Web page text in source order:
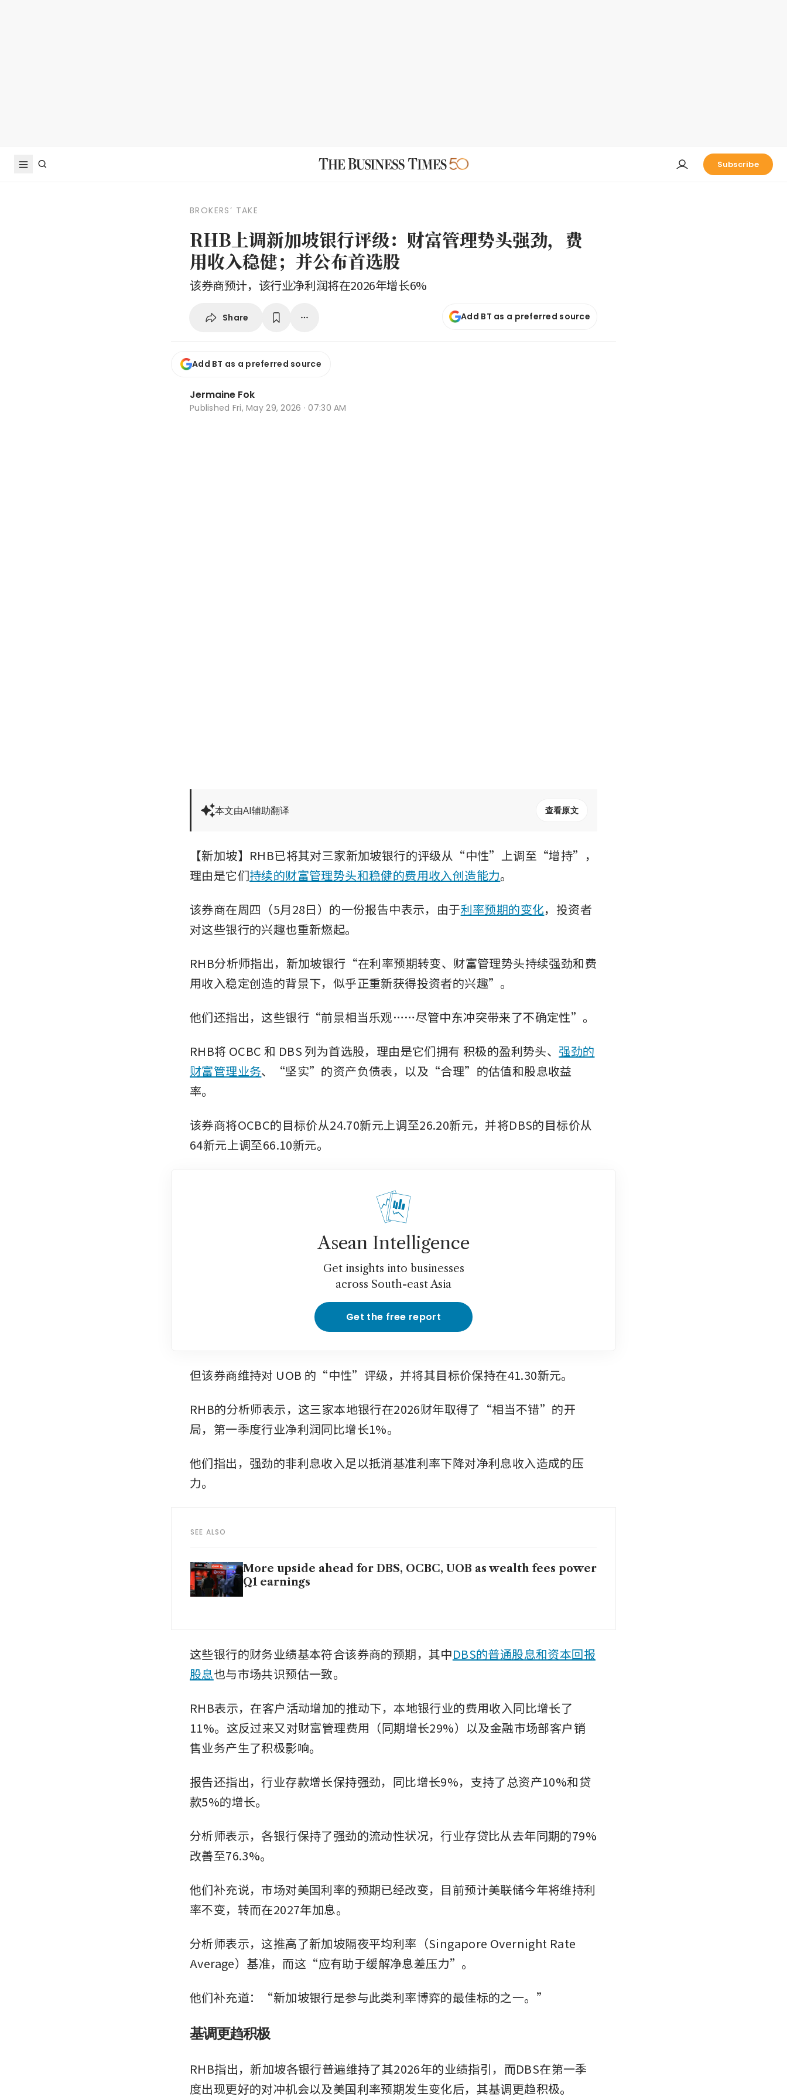
Subscribe
BROKERS’ TAKE
RHB上调新加坡银行评级：财富管理势头强劲，费
用收入稳健；并公布首选股
该券商预计，该行业净利润将在2026年增长6%
Share Add BT as a preferred source
Add BT as a preferred source
Jermaine Fok
Published Fri, May 29, 2026 · 07:30 AM
本文由AI辅助翻译 查看原文
【新加坡】RHB已将其对三家新加坡银行的评级从“中性”上调至“增持”，
理由是它们持续的财富管理势头和稳健的费用收入创造能力。
该券商在周四（5月28日）的一份报告中表示，由于利率预期的变化，投资者
对这些银行的兴趣也重新燃起。
RHB分析师指出，新加坡银行“在利率预期转变、财富管理势头持续强劲和费
用收入稳定创造的背景下，似乎正重新获得投资者的兴趣”。
他们还指出，这些银行“前景相当乐观……尽管中东冲突带来了不确定性”。
RHB将 OCBC 和 DBS 列为首选股，理由是它们拥有 积极的盈利势头、 强劲的
财富管理业务、“坚实”的资产负债表，以及“合理”的估值和股息收益
率。
该券商将OCBC的目标价从24.70新元上调至26.20新元，并将DBS的目标价从
64新元上调至66.10新元。
Asean Intelligence
Get insights into businesses
across South-east Asia
Get the free report
但该券商维持对 UOB 的“中性”评级，并将其目标价保持在41.30新元。
RHB的分析师表示，这三家本地银行在2026财年取得了“相当不错”的开
局，第一季度行业净利润同比增长1%。
他们指出，强劲的非利息收入足以抵消基准利率下降对净利息收入造成的压
力。
SEE ALSO
More upside ahead for DBS, OCBC, UOB as wealth fees power
Q1 earnings
这些银行的财务业绩基本符合该券商的预期，其中DBS的普通股息和资本回报
股息也与市场共识预估一致。
RHB表示，在客户活动增加的推动下，本地银行业的费用收入同比增长了
11%。这反过来又对财富管理费用（同期增长29%）以及金融市场部客户销
售业务产生了积极影响。
报告还指出，行业存款增长保持强劲，同比增长9%，支持了总资产10%和贷
款5%的增长。
分析师表示，各银行保持了强劲的流动性状况，行业存贷比从去年同期的79%
改善至76.3%。
他们补充说，市场对美国利率的预期已经改变，目前预计美联储今年将维持利
率不变，转而在2027年加息。
分析师表示，这推高了新加坡隔夜平均利率（Singapore Overnight Rate
Average）基准，而这“应有助于缓解净息差压力”。
他们补充道：“新加坡银行是参与此类利率博弈的最佳标的之一。”
基调更趋积极
RHB指出，新加坡各银行普遍维持了其2026年的业绩指引，而DBS在第一季
度出现更好的对冲机会以及美国利率预期发生变化后，其基调更趋积极。